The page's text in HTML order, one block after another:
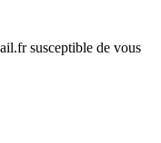
susceptible de vous